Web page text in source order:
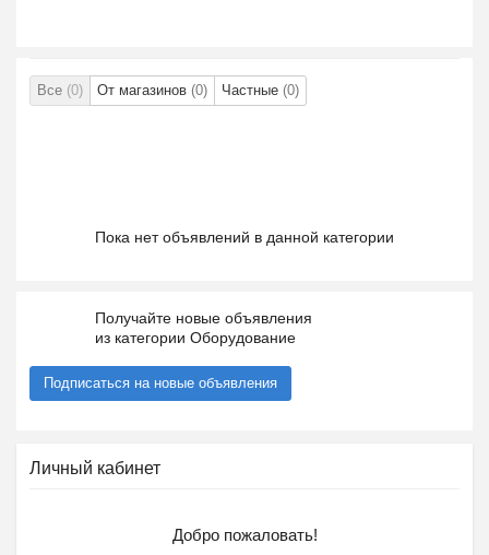
Все (0) От магазинов (0) Частные (0)
Пока нет объявлений в данной категории
Получайте новые объявления
из категории Оборудование
Подписаться на новые объявления
Личный кабинет
Добро пожаловать!